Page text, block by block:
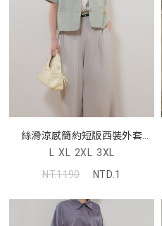
絲滑涼感簡約短版西裝外套
MISS
L XL 2XL 3XL
NT.1190
NTD.1